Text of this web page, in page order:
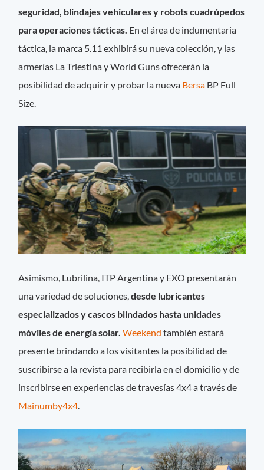
seguridad, blindajes vehiculares y robots cuadrúpedos
para operaciones tácticas. En el área de indumentaria
táctica, la marca 5.11 exhibirá su nueva colección, y las
armerías La Triestina y World Guns ofrecerán la
posibilidad de adquirir y probar la nueva Bersa BP Full
Size.
Asimismo, Lubrilina, ITP Argentina y EXO presentarán
una variedad de soluciones,desde lubricantes
especializados y cascos blindados hasta unidades
móviles de energía solar. Weekend también estará
presente brindando a los visitantes la posibilidad de
suscribirse a la revista para recibirla en el domicilio y de
inscribirse en experiencias de travesías 4x4 a través de
Mainumby4x4